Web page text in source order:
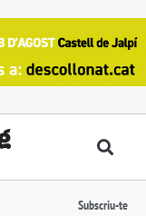
Subscriu-te